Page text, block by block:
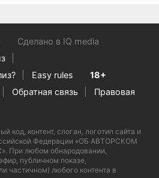
Сделано в IQ media
Easy rules
18+
Обратная связь
Правовая
код, контент, слоган, логотип сайта и
Федерации «ОБ АВТОРСКОМ
любом обнародовании,
публичном показе,
частичном) любого контента в